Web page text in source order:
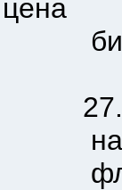
цена
27.04